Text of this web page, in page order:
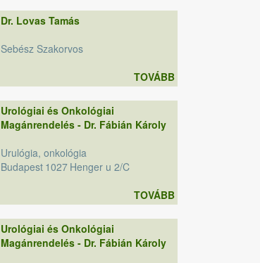
Dr. Lovas Tamás
Sebész Szakorvos
TOVÁBB
Urológiai és Onkológiai
Magánrendelés - Dr. Fábián Károly
Urulógia, onkológia
Budapest 1027 Henger u 2/C
TOVÁBB
Urológiai és Onkológiai
Magánrendelés - Dr. Fábián Károly